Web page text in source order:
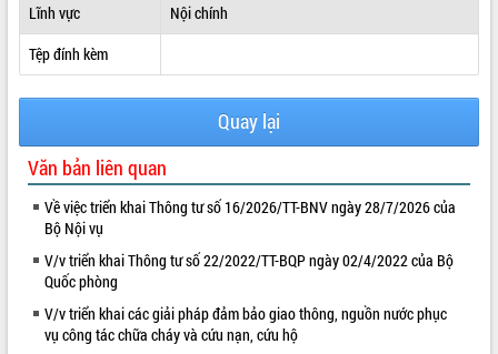
VIDEO
Lĩnh vực
Nội chính
Tệp đính kèm
Quay lại
Văn bản liên quan
Về việc triển khai Thông tư số 16/2026/TT-BNV ngày 28/7/2026 của
Bộ Nội vụ
V/v triển khai Thông tư số 22/2022/TT-BQP ngày 02/4/2022 của Bộ
Quốc phòng
V/v triển khai các giải pháp đảm bảo giao thông, nguồn nước phục
vụ công tác chữa cháy và cứu nạn, cứu hộ